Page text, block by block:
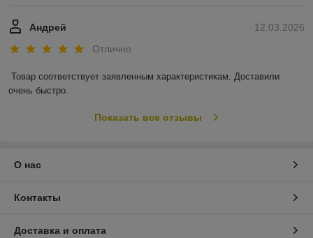
12.03.2026
Андрей
Отлично
Товар соответствует заявленным характеристикам. Доставили
очень быстро.
Показать все отзывы
О нас
Контакты
Доставка и оплата